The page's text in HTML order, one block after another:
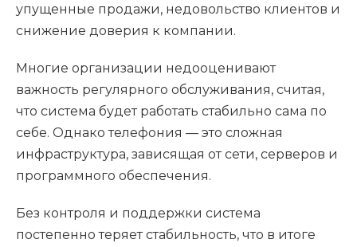
упущенные продажи, недовольство клиентов и
снижение доверия к компании.
Многие организации недооценивают
важность регулярного обслуживания, считая,
что система будет работать стабильно сама по
себе. Однако телефония — это сложная
инфраструктура, зависящая от сети, серверов и
программного обеспечения.
Без контроля и поддержки система
постепенно теряет стабильность, что в итоге